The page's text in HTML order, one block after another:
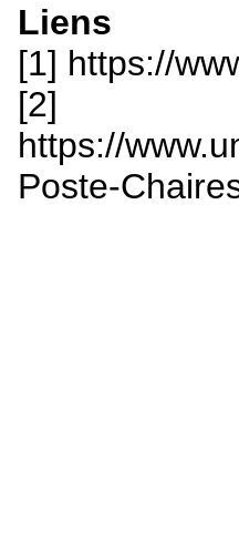
Liens
[1] https://
[2]
https://
Poste-